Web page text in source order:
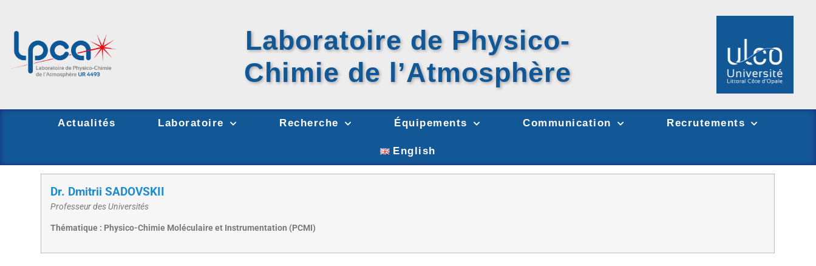
Laboratoire de Physico-
Chimie de l’Atmosphère
Actualités Laboratoire Recherche Équipements Communication Recrutements
English
Dr. Dmitrii SADOVSKII
Professeur des Universités
Thématique : Physico-Chimie Moléculaire et Instrumentation (PCMI)